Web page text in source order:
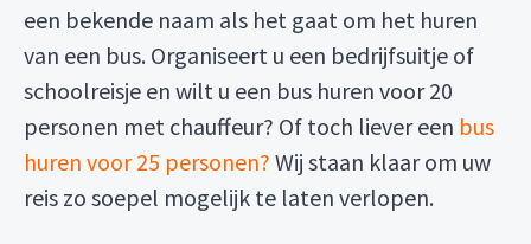
een bekende naam als het gaat om het huren
van een bus. Organiseert u een bedrijfsuitje of
schoolreisje en wilt u een bus huren voor 20
personen met chauffeur? Of toch liever een bus
huren voor 25 personen? Wij staan klaar om uw
reis zo soepel mogelijk te laten verlopen.